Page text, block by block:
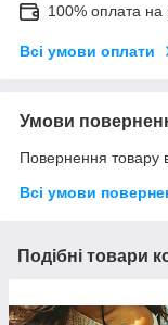
100% оплата на
Всі умови оплати
Умови
Повернення товару
Всі умови
Подібні товари